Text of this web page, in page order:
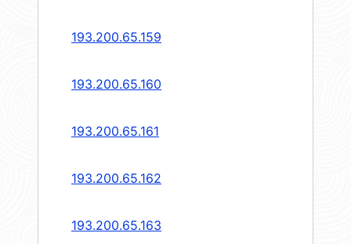
193.200.65.159
193.200.65.160
193.200.65.161
193.200.65.162
193.200.65.163